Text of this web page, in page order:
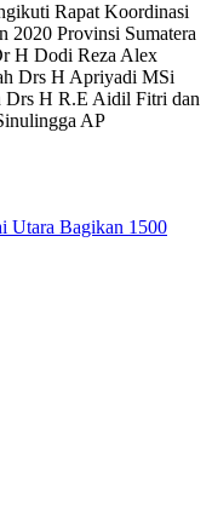
Rapat Koordinasi
2020 Provinsi Sumatera
H Dodi Reza Alex
Drs H Apriyadi MSi
Drs H R.E Aidil Fitri dan
AP
Utara Bagikan 1500